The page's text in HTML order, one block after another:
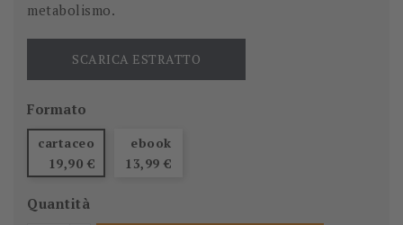
metabolismo.
SCARICA ESTRATTO
Formato
cartaceo
19,90 €
ebook
13,99 €
Quantità